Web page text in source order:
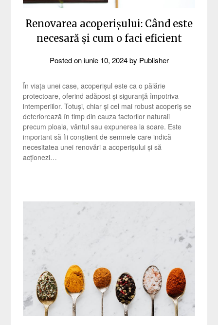
Renovarea acoperișului: Când este
necesară și cum o faci eficient
Posted oniunie 10, 2024by Publisher
În viața unei case, acoperișul este ca o pălărie
protectoare, oferind adăpost și siguranță împotriva
intemperiilor. Totuși, chiar și cel mai robust acoperiș se
deteriorează în timp din cauza factorilor naturali
precum ploaia, vântul sau expunerea la soare. Este
important să fii conștient de semnele care indică
necesitatea unei renovări a acoperișului și să
acționezi…